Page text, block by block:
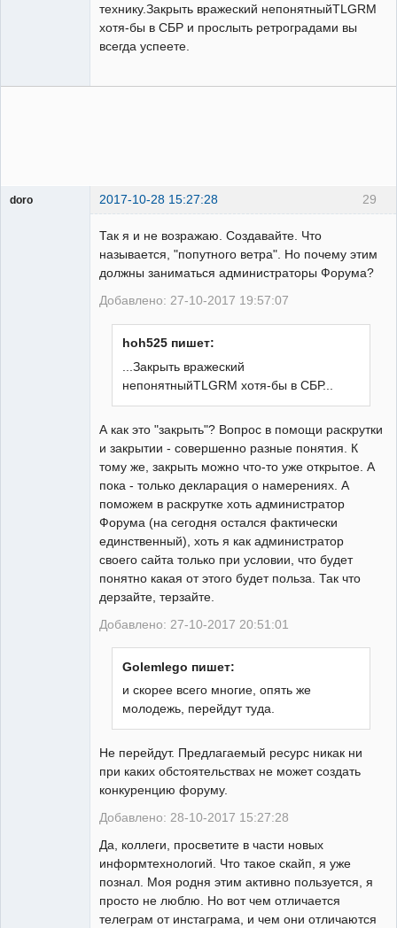
технику.Закрыть вражеский непонятныйTLGRM
хотя-бы в СБР и прослыть ретроградами вы
всегда успеете.
29
doro 2017-10-28 15:27:28
Так я и не возражаю. Создавайте. Что
называется, "попутного ветра". Но почему этим
должны заниматься администраторы Форума?
Добавлено: 27-10-2017 19:57:07
hoh525 пишет:
...Закрыть вражеский
непонятныйTLGRM хотя-бы в СБР...
А как это "закрыть"? Вопрос в помощи раскрутки
и закрытии - совершенно разные понятия. К
тому же, закрыть можно что-то уже открытое. А
пока - только декларация о намерениях. А
поможем в раскрутке хоть администратор
Форума (на сегодня остался фактически
единственный), хоть я как администратор
своего сайта только при условии, что будет
понятно какая от этого будет польза. Так что
дерзайте, терзайте.
Добавлено: 27-10-2017 20:51:01
Golemlego пишет:
и скорее всего многие, опять же
молодежь, перейдут туда.
Не перейдут. Предлагаемый ресурс никак ни
при каких обстоятельствах не может создать
конкуренцию форуму.
Добавлено: 28-10-2017 15:27:28
Да, коллеги, просветите в части новых
информтехнологий. Что такое скайп, я уже
познал. Моя родня этим активно пользуется, я
просто не люблю. Но вот чем отличается
телеграм от инстаграма, и чем они отличаются